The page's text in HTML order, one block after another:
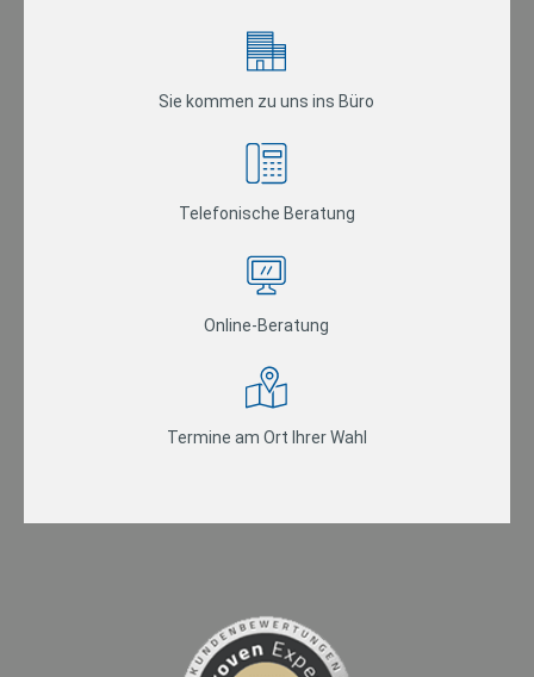
Sie kommen zu uns ins Büro
Telefonische Beratung
Online-Beratung
Termine am Ort Ihrer Wahl